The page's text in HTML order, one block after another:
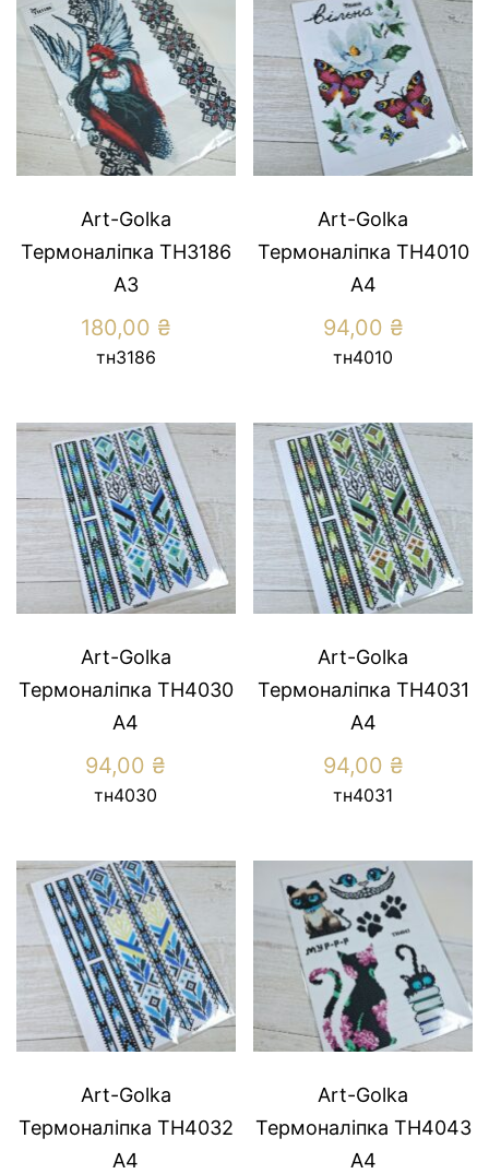
Art-Golka
Термоналіпка ТН3186
А3
180,00 ₴
тн3186
Art-Golka
Термоналіпка ТН4010
А4
94,00 ₴
тн4010
Art-Golka
Термоналіпка ТН4030
А4
94,00 ₴
тн4030
Art-Golka
Термоналіпка ТН4031
А4
94,00 ₴
тн4031
Art-Golka
Термоналіпка ТН4032
А4
Art-Golka
Термоналіпка ТН4043
А4